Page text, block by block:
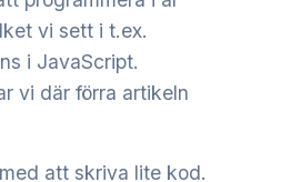
vi sett i t.ex.
i JavaScript.
vi där förra artikeln
att skriva lite kod.